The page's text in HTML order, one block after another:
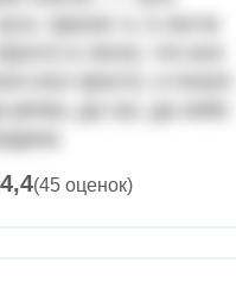
да луг, да небо
4,4(45 оценок)